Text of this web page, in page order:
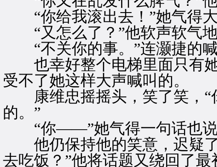
“你给我滚出去！”她气得
“又怎么了？”他软声软气
“不关你的事。”连灏捷的喊
也幸好整个电梯里面只有她
受不了她这样大声喊叫的。
康维忠摇摇头，笑了笑，“
的。”
“你——”她气得一句话也说
他仍保持他的笑意，迟疑了
去吃饭？”他将话题又绕回了最